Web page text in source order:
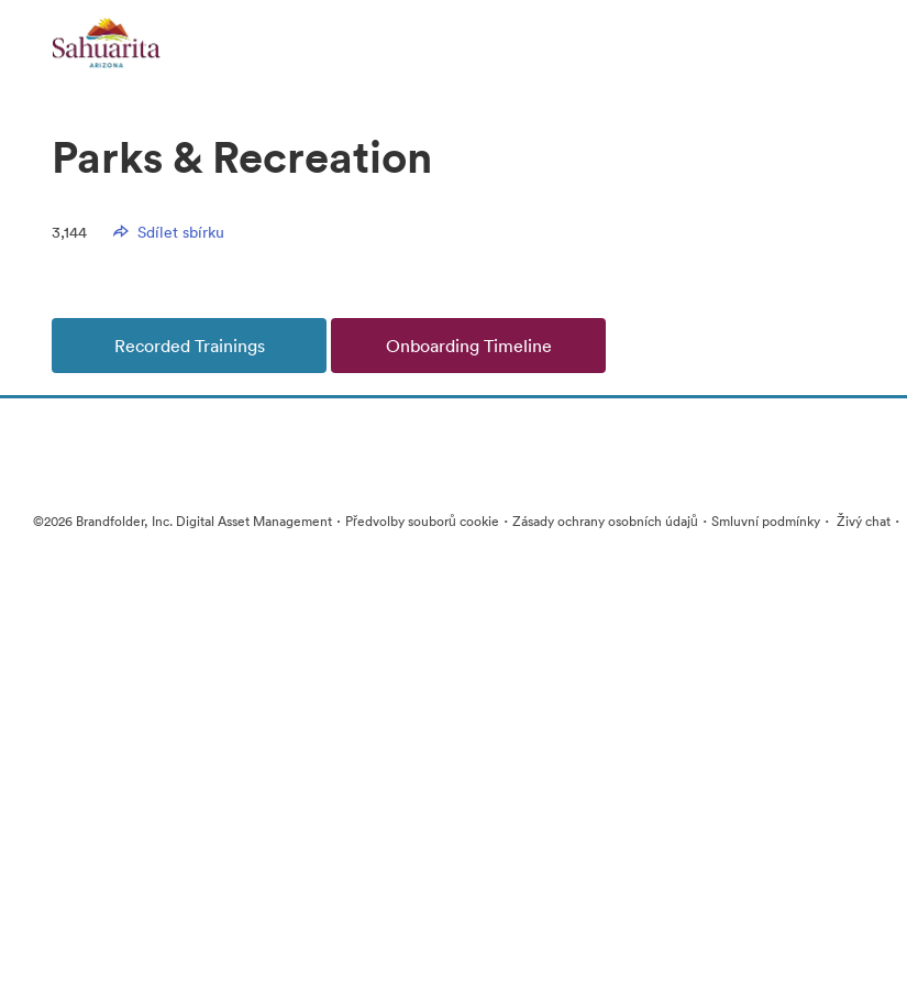
Parks & Recreation
3,144 Sdílet sbírku
Recorded Trainings Onboarding Timeline
©2026 Brandfolder, Inc. Digital Asset Management · Předvolby souborů cookie · Zásady ochrany osobních údajů · Smluvní podmínky · Živý chat ·